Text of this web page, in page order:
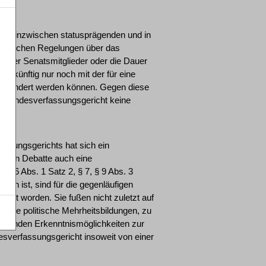
inzwischen statusprägenden und in
Regelungen über das
der Senatsmitglieder oder die Dauer
künftig nur noch mit der für eine
werden können. Gegen diese
Bundesverfassungsgericht keine
hat sich ein
Debatte auch eine
§ 6 Abs. 1 Satz 2, § 7, § 9 Abs. 3
ist, sind für die gegenläufigen
worden. Sie fußen nicht zuletzt auf
politische Mehrheitsbildungen, zu
Erkenntnismöglichkeiten zur
insoweit von einer